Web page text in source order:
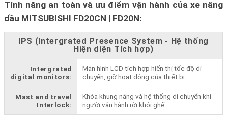
Tính năng an toàn và ưu điểm vận hành của xe nâng
dầu MITSUBISHI FD20CN | FD20N:
IPS (Intergrated Presence System - Hệ thống
Hiện diện Tích hợp)
Intergrated
digital monitors:
Màn hình LCD tích hợp hiển thị tốc độ di
chuyển, giờ hoạt động của thiết bị
Mast and travel
Interlock:
Khóa khung nâng và hệ thống di chuyển khi
người vận hành rời khỏi ghế